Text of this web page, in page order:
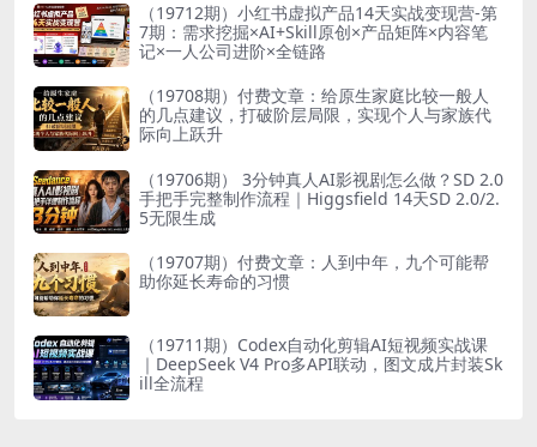
（19712期）小红书虚拟产品14天实战变现营-第
7期：需求挖掘×AI+Skill原创×产品矩阵×内容笔
记×一人公司进阶×全链路
（19708期）付费文章：给原生家庭比较一般人
的几点建议，打破阶层局限，实现个人与家族代
际向上跃升
（19706期） 3分钟真人AI影视剧怎么做？SD 2.0
手把手完整制作流程｜Higgsfield 14天SD 2.0/2.
5无限生成
（19707期）付费文章：人到中年，九个可能帮
助你延长寿命的习惯
（19711期）Codex自动化剪辑AI短视频实战课
｜DeepSeek V4 Pro多API联动，图文成片封装Sk
ill全流程